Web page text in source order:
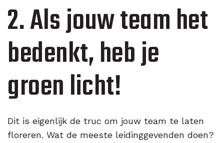
2. Als jouw team het
bedenkt, heb je
groen licht!
Dit is eigenlijk de truc om jouw team te laten
floreren. Wat de meeste leidinggevenden doen?